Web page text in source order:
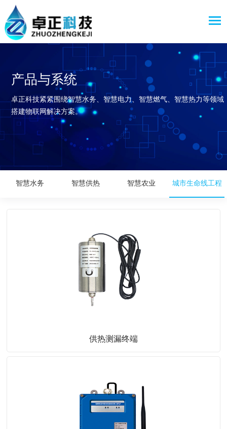
产品与系统
卓正科技紧紧围绕智慧水务、智慧电力、智慧燃气、智慧热力等领域
搭建物联网解决方案。
智慧水务 智慧供热 智慧农业 城市生命线工程
供热测漏终端